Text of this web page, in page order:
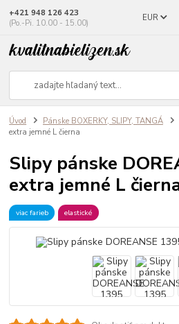
EUR
+421 948 126 423
(Po.-Pi. 10.00 - 15.00)
Úvod Pánske BOXERKY, SLIPY, TANGÁ
extra jemné L čierna
Slipy pánske
extra jemné L
viac farieb elastické